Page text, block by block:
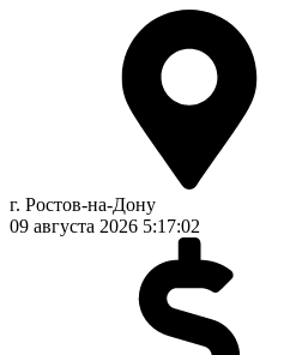
г. Ростов-на-Дону
09 августа 2026 5:17:02